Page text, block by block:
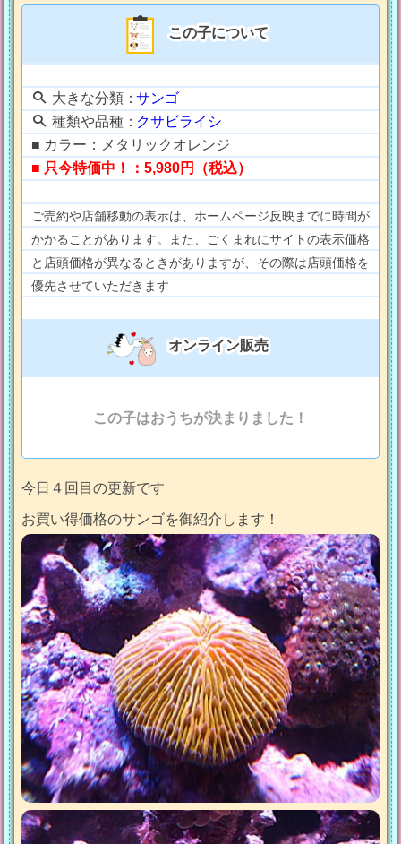
この子について
大きな分類：サンゴ
種類や品種： クサビライシ
■ カラー：メタリックオレンジ
■ 只今特価中！：5,980円（税込）
ご売約や店舗移動の表示は、ホームページ反映までに時間が
かかることがあります。また、ごくまれにサイトの表示価格
と店頭価格が異なるときがありますが、その際は店頭価格を
優先させていただきます
オンライン販売
この子はおうちが決まりました！
今日４回目の更新です
お買い得価格のサンゴを御紹介します！